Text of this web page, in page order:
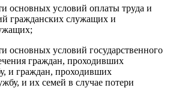
основных условий оплаты труда и
гражданских служащих и
основных условий государственного
граждан, проходивших
и граждан, проходивших
и их семей в случае потери